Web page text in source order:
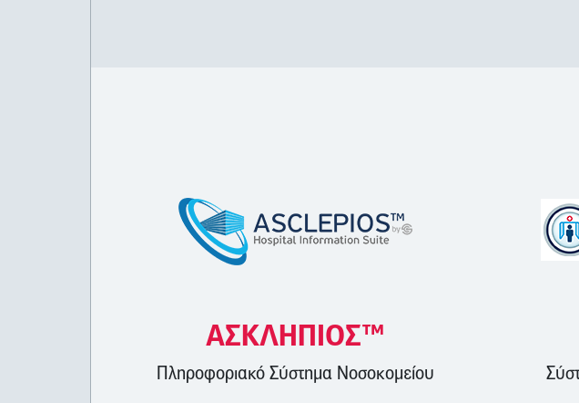
ΑΣΚΛΗΠΙΟΣ™
Πληροφοριακό Σύστημα Νοσοκομείου